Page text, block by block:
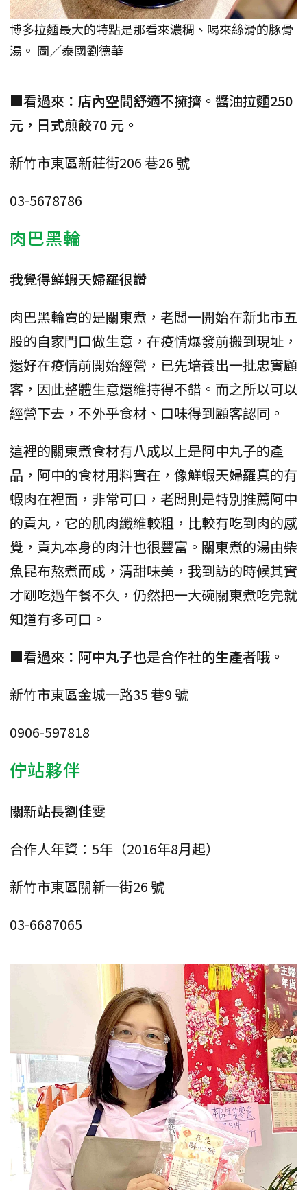
博多拉麵最大的特點是那看來濃稠、喝來絲滑的豚骨
湯。 圖／泰國劉德華
■看過來：店內空間舒適不擁擠。醬油拉麵250
元，日式煎餃70 元。
新竹市東區新莊街206 巷26 號
03-5678786
肉巴黑輪
我覺得鮮蝦天婦羅很讚
肉巴黑輪賣的是關東煮，老闆一開始在新北市五
股的自家門口做生意，在疫情爆發前搬到現址，
還好在疫情前開始經營，已先培養出一批忠實顧
客，因此整體生意還維持得不錯。而之所以可以
經營下去，不外乎食材、口味得到顧客認同。
這裡的關東煮食材有八成以上是阿中丸子的產
品，阿中的食材用料實在，像鮮蝦天婦羅真的有
蝦肉在裡面，非常可口，老闆則是特別推薦阿中
的貢丸，它的肌肉纖維較粗，比較有吃到肉的感
覺，貢丸本身的肉汁也很豐富。關東煮的湯由柴
魚昆布熬煮而成，清甜味美，我到訪的時候其實
才剛吃過午餐不久，仍然把一大碗關東煮吃完就
知道有多可口。
■看過來：阿中丸子也是合作社的生產者哦。
新竹市東區金城一路35 巷9 號
0906-597818
佇站夥伴
關新站長劉佳雯
合作人年資：5年（2016年8月起）
新竹市東區關新一街26 號
03-6687065